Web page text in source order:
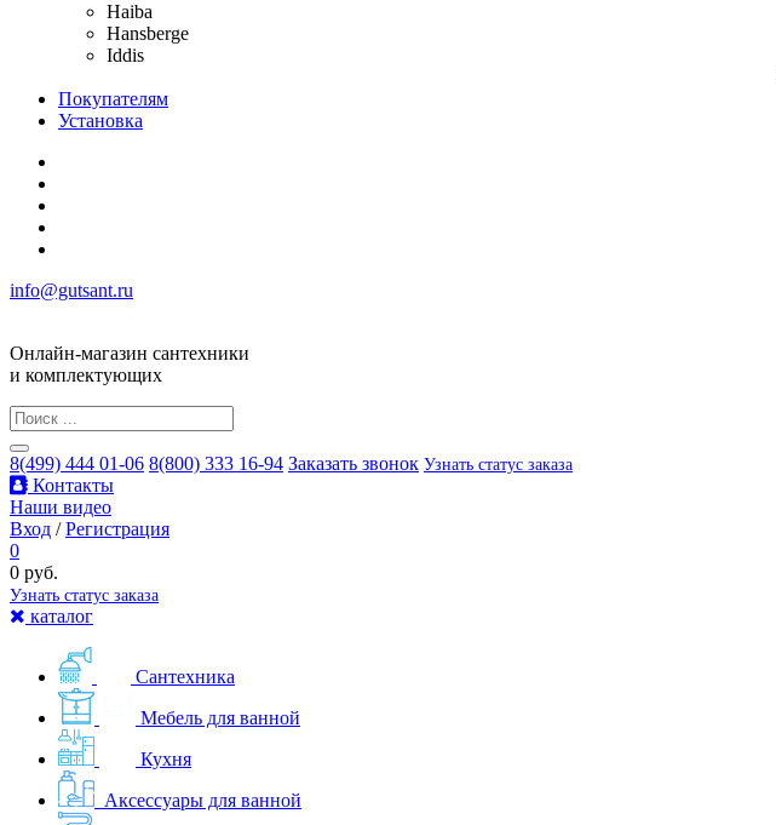
Haiba
Hansberge
Iddis
Покупателям
Установка
info@gutsant.ru
Онлайн-магазин сантехники
и комплектующих
8(499) 444 01-06 8(800) 333 16-94 Заказать звонок Узнать статус заказа
Контакты
Наши видео
Вход /Регистрация
0
0 руб.
Узнать статус заказа
каталог
Сантехника
Мебель для ванной
Кухня
Аксессуары для ванной